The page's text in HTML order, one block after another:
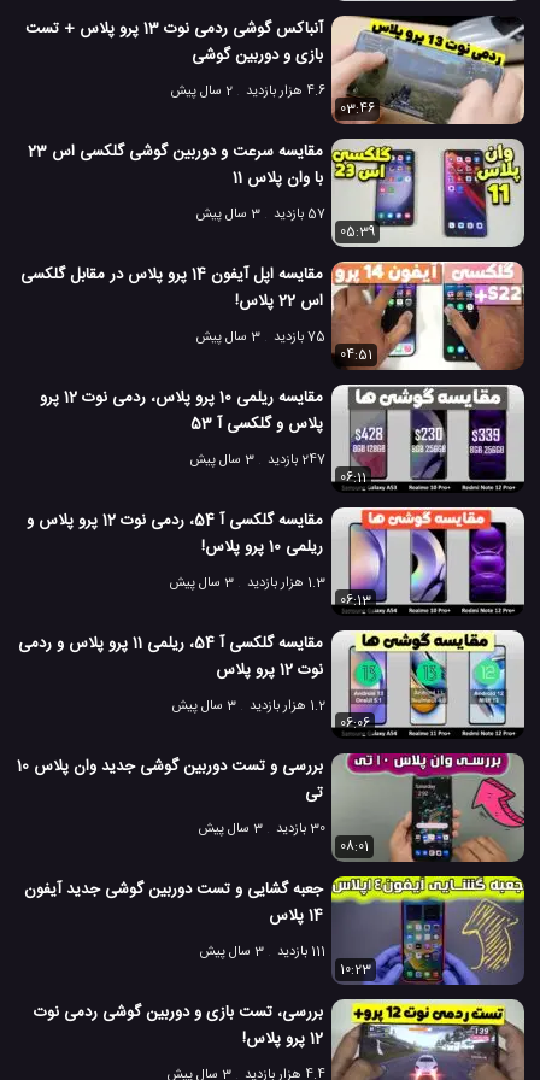
# مقایسه دوربین گوشی همراه # مقایسه دوربین موبایل
# مقایسه کیفیت دوربین گوشی
10.2 هزار بازدید
7 سال پیش ویدئو ویدئو های
آنباکس گوشی ردمی نوت 13 پرو پلاس + تست
بازی و دوربین گوشی
4.6 هزار بازدید
2 سال پیش
03:46
مقایسه سرعت و دوربین گوشی گلکسی اس 23
با وان پلاس 11
57 بازدید
3 سال پیش
05:39
مقایسه اپل آیفون 14 پرو پلاس در مقابل گلکسی
اس 22 پلاس!
75 بازدید
3 سال پیش
04:51
مقایسه ریلمی 10 پرو پلاس، ردمی نوت 12 پرو
پلاس و گلکسی آ 53
247 بازدید
3 سال پیش
06:11
مقایسه گلکسی آ 54، ردمی نوت 12 پرو پلاس و
ریلمی 10 پرو پلاس!
1.3 هزار بازدید
3 سال پیش
06:13
مقایسه گلکسی آ 54، ریلمی 11 پرو پلاس و ردمی
نوت 12 پرو پلاس
1.2 هزار بازدید
3 سال پیش
06:06
بررسی و تست دوربین گوشی جدید وان پلاس 10
تی
30 بازدید
3 سال پیش
08:01
جعبه گشایی و تست دوربین گوشی جدید آیفون
14 پلاس
111 بازدید
3 سال پیش
10:23
بررسی، تست بازی و دوربین گوشی ردمی نوت
12 پرو پلاس!
4.4 هزار بازدید 3 سال پیش